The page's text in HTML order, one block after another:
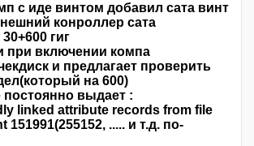
с иде винтом добавил сата винт
конроллер сата
гиг
при включении компа
и предлагает проверить
на 600)
постоянно выдает :
linked attribute records from file
151991(255152, ..... и т.д. по-